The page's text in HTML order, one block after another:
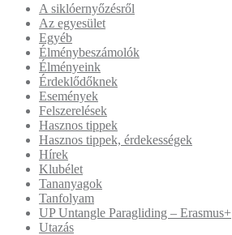
A siklóernyőzésről
Az egyesület
Egyéb
Élménybeszámolók
Élményeink
Érdeklődőknek
Események
Felszerelések
Hasznos tippek
Hasznos tippek, érdekességek
Hírek
Klubélet
Tananyagok
Tanfolyam
UP Untangle Paragliding – Erasmus+
Utazás